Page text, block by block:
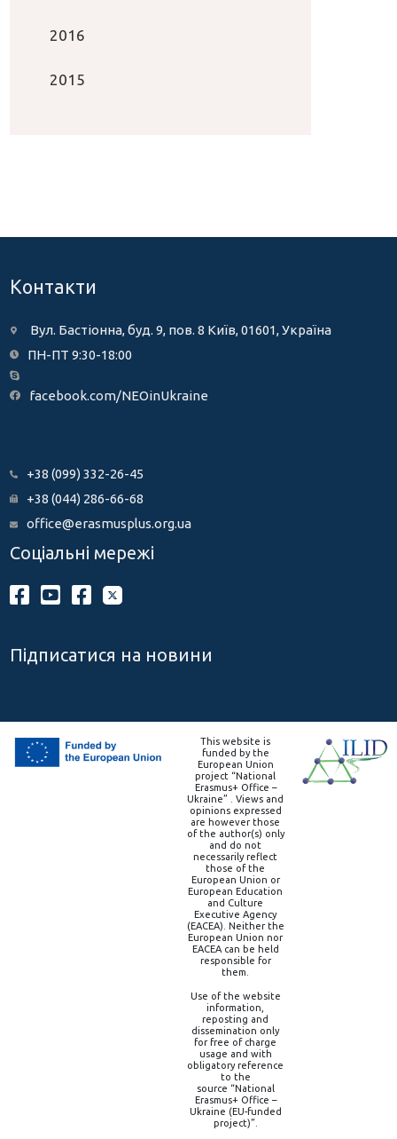
2016
2015
Контакти
Вул. Бастіонна, буд. 9, пов. 8 Київ, 01601, Україна
ПН-ПТ 9:30-18:00
facebook.com/NEOinUkraine
+38 (099) 332-26-45
+38 (044) 286-66-68
office@erasmusplus.org.ua
Соціальні мережі
Підписатися на новини
This website is
funded by the
European Union
project “National
Erasmus+ Office –
Ukraine” . Views and
opinions expressed
are however those
of the author(s) only
and do not
necessarily reflect
those of the
European Union or
European Education
and Culture
Executive Agency
(EACEA). Neither the
European Union nor
EACEA can be held
responsible for
them.
Use of the website
information,
reposting and
dissemination only
for free of charge
usage and with
obligatory reference
to the
source “National
Erasmus+ Office –
Ukraine (EU-funded
project)”.